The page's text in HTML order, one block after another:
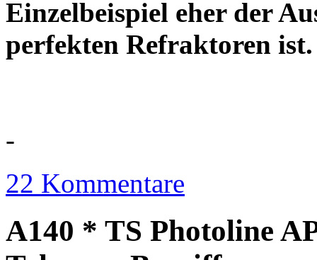
Einzelbeispiel eher der
perfekten
-
22 Kommentare
A140 * TS Photoline